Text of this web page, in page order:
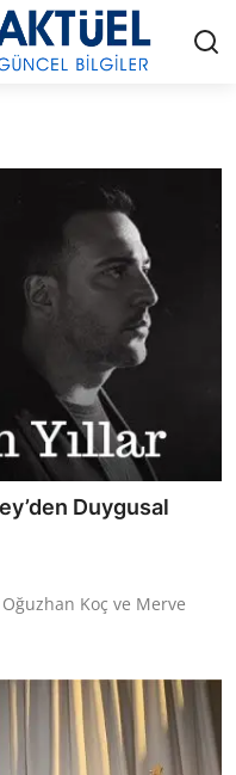
Duygusal
Koç ve Merve